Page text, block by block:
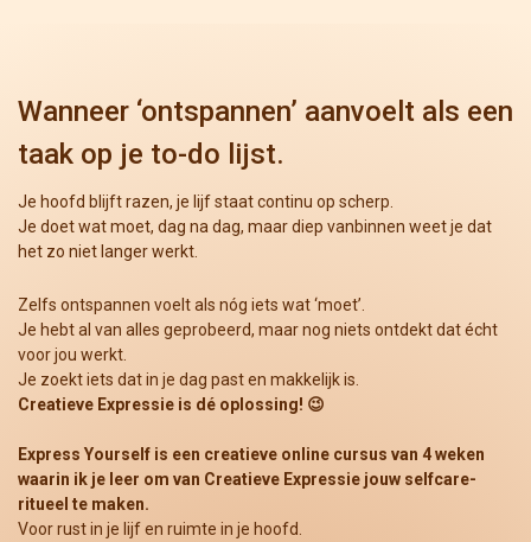
Wanneer ‘ontspannen’ aanvoelt als een
taak op je to-do lijst.
Je hoofd blijft razen, je lijf staat continu op scherp.
Je doet wat moet, dag na dag, maar diep vanbinnen weet je dat
het zo niet langer werkt.
Zelfs ontspannen voelt als nóg iets wat ‘moet’.
Je hebt al van alles geprobeerd, maar nog niets ontdekt dat écht
voor jou werkt.
Je zoekt iets dat in je dag past en makkelijk is.
Creatieve Expressie is dé oplossing! 😉
Express Yourself is een creatieve online cursus van 4 weken
waarin ik je leer om van Creatieve Expressie jouw selfcare-
ritueel te maken.
Voor rust in je lijf en ruimte in je hoofd.